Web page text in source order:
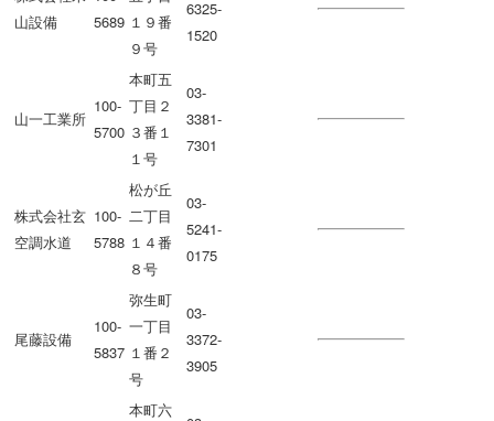
山設備
5689 １９番
９号
6325-
1520
山一工業所
100-
5700
本町五
丁目２
３番１
１号
03-
3381-
7301
株式会社玄
空調水道
100-
5788
松が丘
二丁目
１４番
８号
03-
5241-
0175
尾藤設備
100-
5837
弥生町
一丁目
１番２
号
03-
3372-
3905
本町六